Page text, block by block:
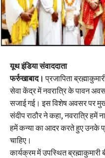
यूथ इंडिया संवाददाता
फर्रुखाबाद। प्रजापिता
सेवा केंद्र में नवरात्रि के पावन
सजाई गई। इस विशेष अवसर पर
संदीप राठौर ने कहा, नवरात्रि हमें
हमें कन्या का आदर करते हुए उनके
चाहिए।
कार्यक्रम में उपस्थित ब्रह्माकुमारी